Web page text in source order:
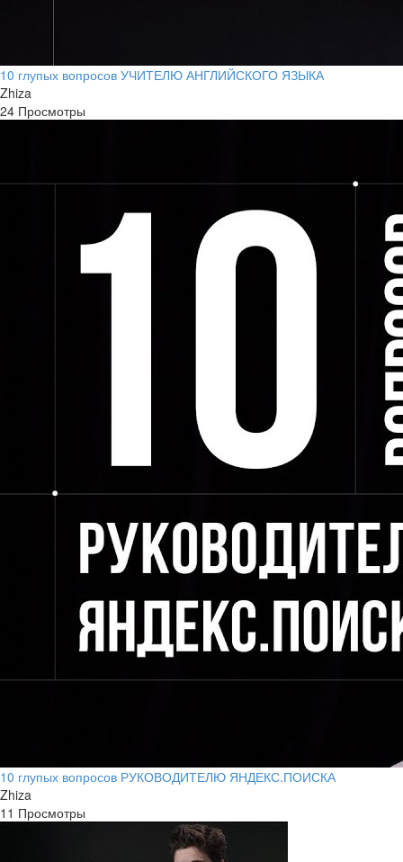
10 глупых вопросов УЧИТЕЛЮ АНГЛИЙСКОГО ЯЗЫКА
Zhiza
24 Просмотры
10 глупых вопросов РУКОВОДИТЕЛЮ ЯНДЕКС.ПОИСКА
Zhiza
11 Просмотры